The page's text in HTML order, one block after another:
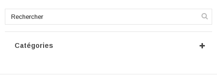
Catégories